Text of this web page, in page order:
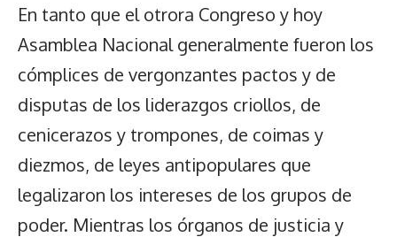
En tanto que el otrora Congreso y hoy
Asamblea Nacional generalmente fueron los
cómplices de vergonzantes pactos y de
disputas de los liderazgos criollos, de
cenicerazos y trompones, de coimas y
diezmos, de leyes antipopulares que
legalizaron los intereses de los grupos de
poder. Mientras los órganos de justicia y